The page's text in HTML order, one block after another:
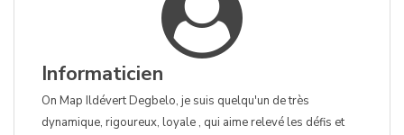
Informaticien
On Map Ildévert Degbelo, je suis quelqu'un de très
dynamique, rigoureux, loyale , qui aime relevé les défis et